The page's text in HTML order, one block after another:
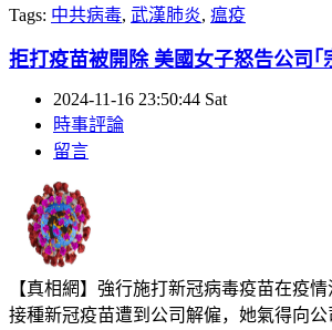
Tags: 中共病毒, 武漢肺炎, 瘟疫
拒打疫苗被開除 美國女子怒告公司｢
2024-11-16 23:50:44 Sat
時事評論
留言
【真相網】強行施打新冠病毒疫苗在疫
接種新冠疫苗遭到公司解僱，她氣得向